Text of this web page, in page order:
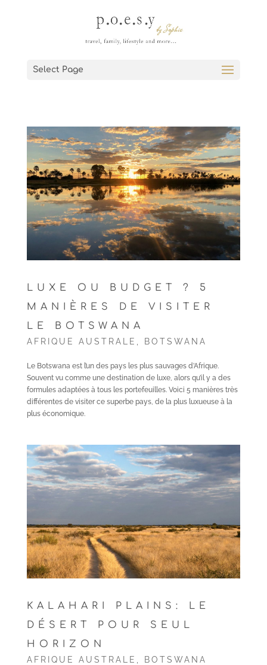
Select Page
LUXE OU BUDGET ? 5
MANIÈRES DE VISITER
LE BOTSWANA
AFRIQUE AUSTRALE BOTSWANA
Le Botswana est l’un des pays les plus sauvages d’Afrique.
Souvent vu comme une destination de luxe, alors qu’il y a des
formules adaptées à tous les portefeuilles. Voici 5 manières très
différentes de visiter ce superbe pays, de la plus luxueuse à la
plus économique.
KALAHARI PLAINS: LE
DÉSERT POUR SEUL
HORIZON
AFRIQUE AUSTRALE BOTSWANA